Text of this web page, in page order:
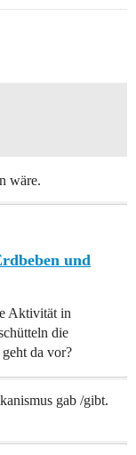
wäre.
und
Aktivität in
die
da vor?
gab /gibt.